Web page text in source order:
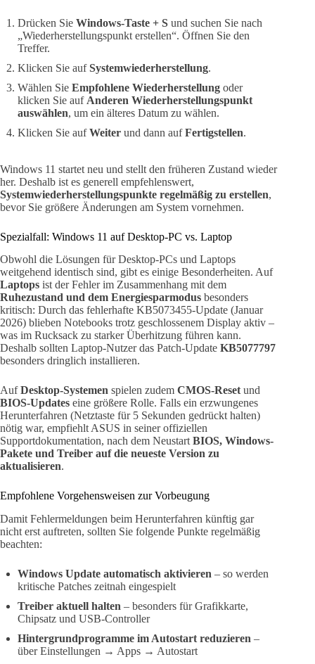
Drücken Sie Windows-Taste + S und suchen Sie nach
„Wiederherstellungspunkt erstellen“. Öffnen Sie den
Treffer.
Klicken Sie aufSystemwiederherstellung.
Wählen Sie Empfohlene Wiederherstellung oder
klicken Sie auf Anderen Wiederherstellungspunkt
auswählen, um ein älteres Datum zu wählen.
Klicken Sie aufWeiter und dann aufFertigstellen.
Windows 11 startet neu und stellt den früheren Zustand wieder
her. Deshalb ist es generell empfehlenswert,
Systemwiederherstellungspunkte regelmäßig zu erstellen,
bevor Sie größere Änderungen am System vornehmen.
Spezialfall: Windows 11 auf Desktop-PC vs. Laptop
Obwohl die Lösungen für Desktop-PCs und Laptops
weitgehend identisch sind, gibt es einige Besonderheiten. Auf
Laptops ist der Fehler im Zusammenhang mit dem
Ruhezustand und dem Energiesparmodus besonders
kritisch: Durch das fehlerhafte KB5073455-Update (Januar
2026) blieben Notebooks trotz geschlossenem Display aktiv –
was im Rucksack zu starker Überhitzung führen kann.
Deshalb sollten Laptop-Nutzer das Patch-Update KB5077797
besonders dringlich installieren.
AufDesktop-Systemen spielen zudem CMOS-Resetund
BIOS-Updates eine größere Rolle. Falls ein erzwungenes
Herunterfahren (Netztaste für 5 Sekunden gedrückt halten)
nötig war, empfiehlt ASUS in seiner offiziellen
Supportdokumentation, nach dem NeustartBIOS, Windows-
Pakete und Treiber auf die neueste Version zu
aktualisieren.
Empfohlene Vorgehensweisen zur Vorbeugung
Damit Fehlermeldungen beim Herunterfahren künftig gar
nicht erst auftreten, sollten Sie folgende Punkte regelmäßig
beachten:
Windows Update automatisch aktivieren – so werden
kritische Patches zeitnah eingespielt
Treiber aktuell halten – besonders für Grafikkarte,
Chipsatz und USB-Controller
Hintergrundprogramme im Autostart reduzieren –
über Einstellungen → Apps → Autostart